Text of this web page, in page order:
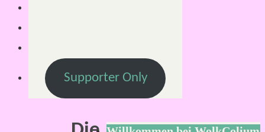
2
Supporter Only